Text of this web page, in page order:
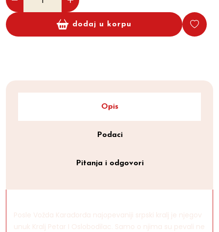
dodaj u korpu
Opis
Podaci
Pitanja i odgovori
Posle Vožda Karađorđa najopevaniji srpski kralj je njegov
unuk Kralj Petar I Oslobodilac. Samo o njima su pevali ne